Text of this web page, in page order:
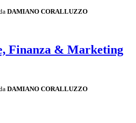
DAMIANO CORALLUZZO
Finanza & Marketing
DAMIANO CORALLUZZO